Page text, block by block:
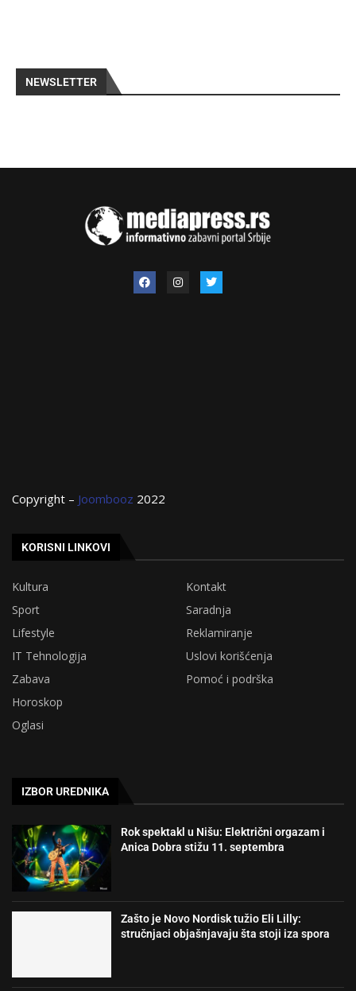
NEWSLETTER
Copyright – Joombooz 2022
KORISNI LINKOVI
Kultura
Kontakt
Sport
Saradnja
Lifestyle
Reklamiranje
IT Tehnologija
Uslovi korišćenja
Zabava
Pomoć i podrška
Horoskop
Oglasi
IZBOR UREDNIKA
Rok spektakl u Nišu: Električni orgazam i
Anica Dobra stižu 11. septembra
Zašto je Novo Nordisk tužio Eli Lilly:
stručnjaci objašnjavaju šta stoji iza spora